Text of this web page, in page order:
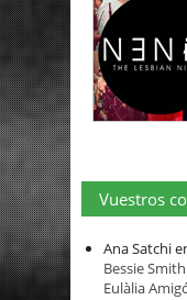
Vuestros
Ana Satchi
Bessie
Eulàlia